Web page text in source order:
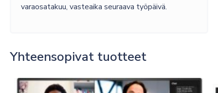
varaosatakuu, vasteaika seuraava työpäivä.
Yhteensopivat tuotteet